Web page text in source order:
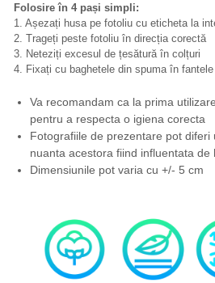
Folosire în 4 pași simpli:
1. Așezați husa pe fotoliu cu eticheta la
2. Trageți peste fotoliu în direcția corectă
3. Neteziți excesul de țesătură în colțuri
4. Fixați cu baghetele din spuma în fantele
Va recomandam ca la prima
pentru a respecta o igiena corecta
Fotografiile de prezentare pot diferi
nuanta acestora fiind influentata de
Dimensiunile pot varia cu +/- 5 cm